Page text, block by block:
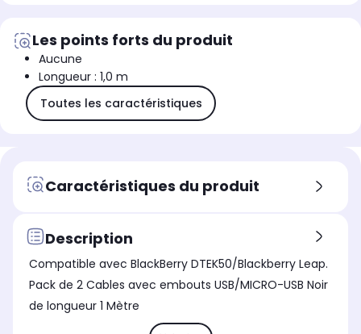
Les points forts du produit
Aucune
Longueur : 1,0 m
Toutes les caractéristiques
Caractéristiques du produit
Description
Compatible avec BlackBerry DTEK50/Blackberry Leap.
Pack de 2 Cables avec embouts USB/MICRO-USB Noir
de longueur 1 Mètre